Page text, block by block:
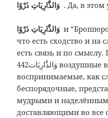
. Да, в
وَالذَّارِيَاتِ ذَرْوًا и
что есть сходство и на
есть связь и по смыслу.
442وَالذَّارِيَات воздушные волнения,
воспринимаемые, как
беспорядочные,
мудрыми и
доставляющими во все